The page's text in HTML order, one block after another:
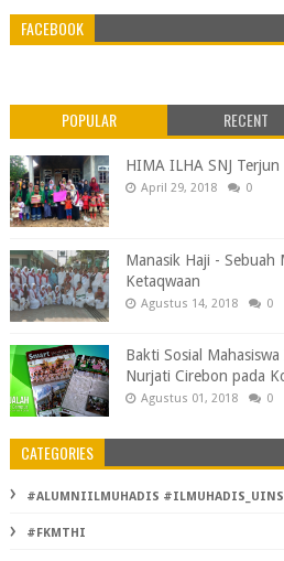
FACEBOOK
POPULAR RECENT
HIMA ILHA SNJ
April 29, 2018 0
Manasik Haji -
Ketaqwaan
Agustus 14, 2018 0
Bakti Sosial
Nurjati Cirebon pada
Agustus 01, 2018 0
CATEGORIES
#ALUMNIILMUHADIS
#FKMTHI